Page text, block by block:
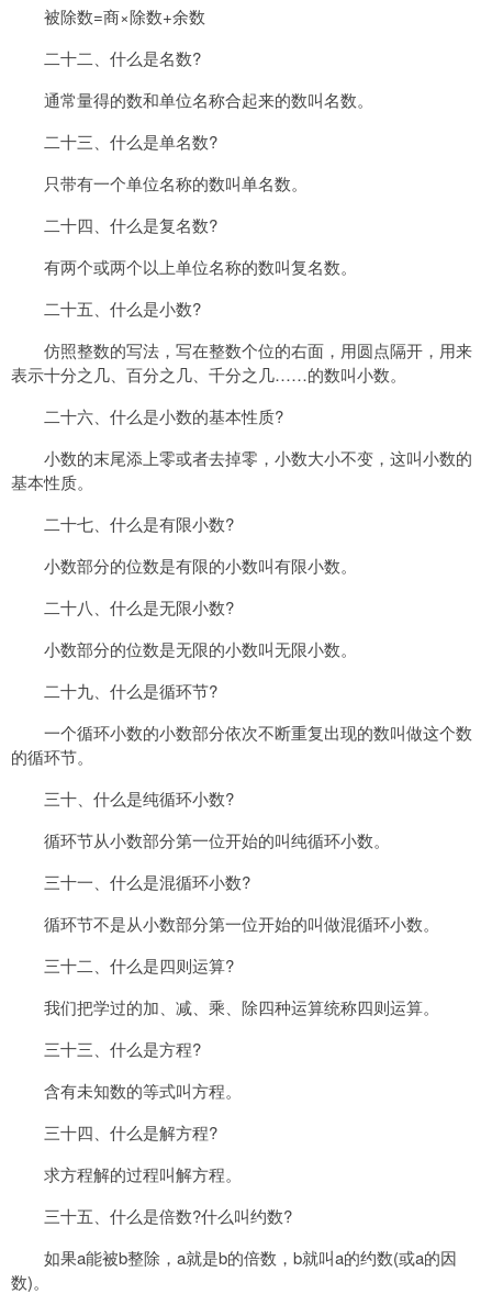
被除数=商×除数+余数
二十二、什么是名数?
通常量得的数和单位名称合起来的数叫名数。
二十三、什么是单名数?
只带有一个单位名称的数叫单名数。
二十四、什么是复名数?
有两个或两个以上单位名称的数叫复名数。
二十五、什么是小数?
仿照整数的写法，写在整数个位的右面，用圆点隔开，用来
表示十分之几、百分之几、千分之几……的数叫小数。
二十六、什么是小数的基本性质?
小数的末尾添上零或者去掉零，小数大小不变，这叫小数的
基本性质。
二十七、什么是有限小数?
小数部分的位数是有限的小数叫有限小数。
二十八、什么是无限小数?
小数部分的位数是无限的小数叫无限小数。
二十九、什么是循环节?
一个循环小数的小数部分依次不断重复出现的数叫做这个数
的循环节。
三十、什么是纯循环小数?
循环节从小数部分第一位开始的叫纯循环小数。
三十一、什么是混循环小数?
循环节不是从小数部分第一位开始的叫做混循环小数。
三十二、什么是四则运算?
我们把学过的加、减、乘、除四种运算统称四则运算。
三十三、什么是方程?
含有未知数的等式叫方程。
三十四、什么是解方程?
求方程解的过程叫解方程。
三十五、什么是倍数?什么叫约数?
如果a能被b整除，a就是b的倍数，b就叫a的约数(或a的因
数)。